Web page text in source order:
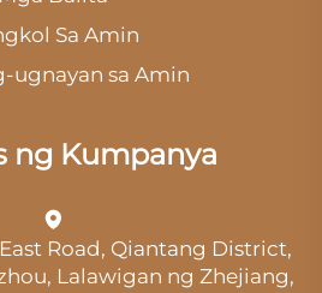
Sa Amin
ugnayan sa Amin
ng Kumpanya
Road, Qiantang District,
Lalawigan ng Zhejiang,